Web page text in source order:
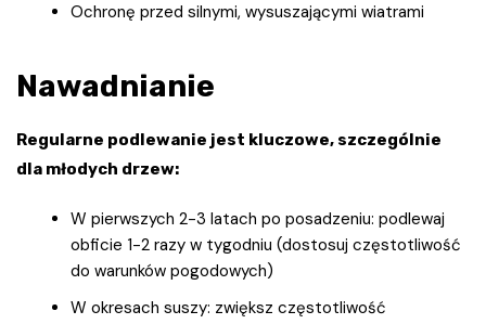
Ochronę przed silnymi, wysuszającymi wiatrami
Nawadnianie
Regularne podlewanie jest kluczowe, szczególnie
dla młodych drzew:
W pierwszych 2-3 latach po posadzeniu: podlewaj
obficie 1-2 razy w tygodniu (dostosuj częstotliwość
do warunków pogodowych)
W okresach suszy: zwiększ częstotliwość